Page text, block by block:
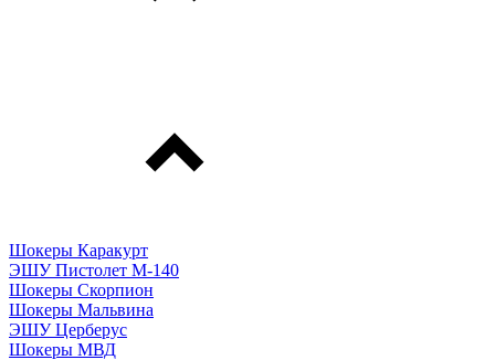
Шокеры Каракурт
ЭШУ Пистолет М-140
Шокеры Скорпион
Шокеры Мальвина
ЭШУ Церберус
Шокеры МВД